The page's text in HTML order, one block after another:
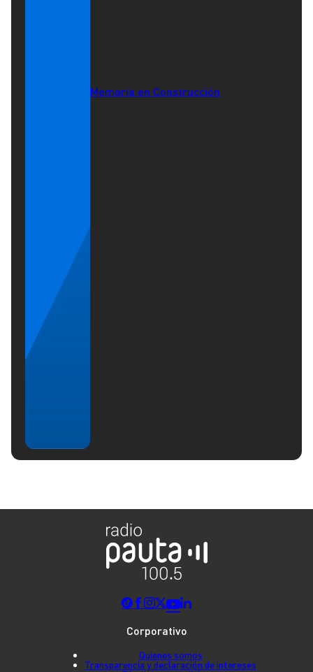
Memoria en Construcción
Corporativo
Quienes somos
Transparencia y declaración de intereses